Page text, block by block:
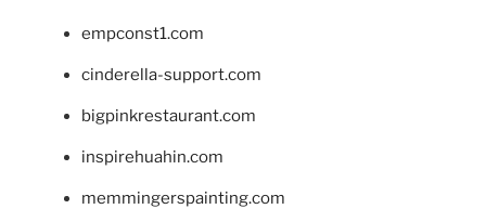
empconst1.com
cinderella-support.com
bigpinkrestaurant.com
inspirehuahin.com
memmingerspainting.com